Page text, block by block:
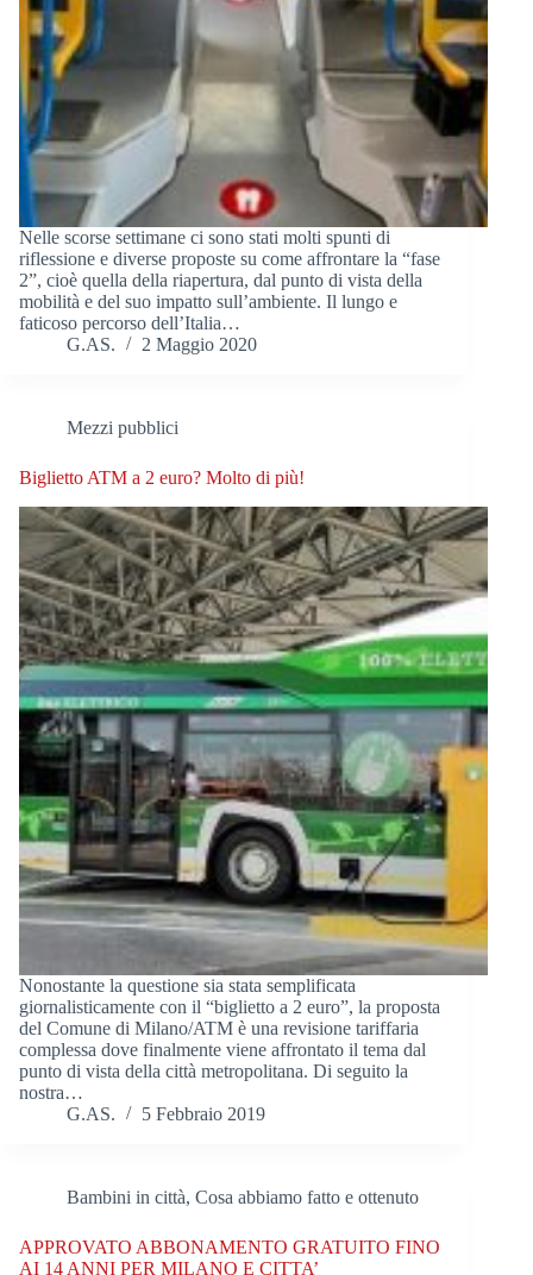
Nelle scorse settimane ci sono stati molti spunti di
riflessione e diverse proposte su come affrontare la “fase
2”, cioè quella della riapertura, dal punto di vista della
mobilità e del suo impatto sull’ambiente. Il lungo e
faticoso percorso dell’Italia…
G.AS.
2 Maggio 2020
Mezzi pubblici
Biglietto ATM a 2 euro? Molto di più!
Nonostante la questione sia stata semplificata
giornalisticamente con il “biglietto a 2 euro”, la proposta
del Comune di Milano/ATM è una revisione tariffaria
complessa dove finalmente viene affrontato il tema dal
punto di vista della città metropolitana. Di seguito la
nostra…
G.AS.
5 Febbraio 2019
Bambini in città, Cosa abbiamo fatto e ottenuto
APPROVATO ABBONAMENTO GRATUITO FINO
AI 14 ANNI PER MILANO E CITTA’